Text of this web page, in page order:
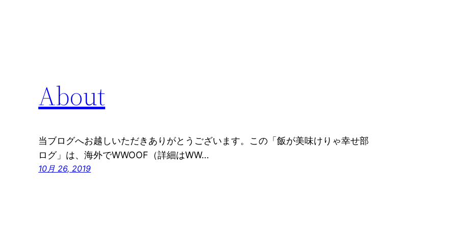
About
当ブログへお越しいただきありがとうございます。この「飯が美味けりゃ幸せ部
ログ」は、海外でWWOOF（詳細はWW…
10月 26, 2019